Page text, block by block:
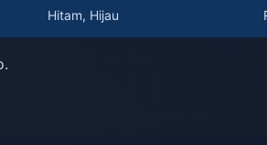
Hitam, Hijau